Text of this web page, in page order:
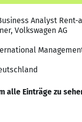
Analyst Rent-
Volkswagen AG
alle Einträge zu